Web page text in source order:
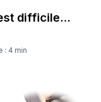
difficile...
: 4 min